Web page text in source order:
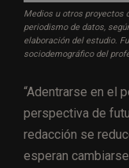
Medios u otros proyectos
periodismo de datos,
elaboración del estudio.
sociodemográfico del
“Adentrarse en el
perspectiva de
redacción se
esperan